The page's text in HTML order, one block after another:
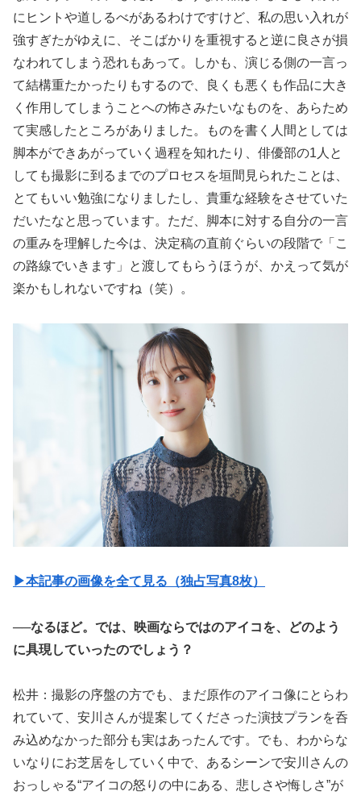
にヒントや道しるべがあるわけですけど、私の思い入れが
強すぎたがゆえに、そこばかりを重視すると逆に良さが損
なわれてしまう恐れもあって。しかも、演じる側の一言っ
て結構重たかったりもするので、良くも悪くも作品に大き
く作用してしまうことへの怖さみたいなものを、あらため
て実感したところがありました。ものを書く人間としては
脚本ができあがっていく過程を知れたり、俳優部の1人と
しても撮影に到るまでのプロセスを垣間見られたことは、
とてもいい勉強になりましたし、貴重な経験をさせていた
だいたなと思っています。ただ、脚本に対する自分の一言
の重みを理解した今は、決定稿の直前ぐらいの段階で「こ
の路線でいきます」と渡してもらうほうが、かえって気が
楽かもしれないですね（笑）。
▶︎本記事の画像を全て見る（独占写真8枚）
──なるほど。では、映画ならではのアイコを、どのよう
に具現していったのでしょう？
松井：撮影の序盤の方でも、まだ原作のアイコ像にとらわ
れていて、安川さんが提案してくださった演技プランを呑
み込めなかった部分も実はあったんです。でも、わからな
いなりにお芝居をしていく中で、あるシーンで安川さんの
おっしゃる“アイコの怒りの中にある、悲しさや悔しさ”が